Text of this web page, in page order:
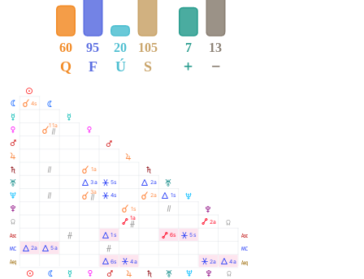
Q
60
F
95
Ú
20
S
105
+
7
−
13
M
M
N
N
N
O
O
O
P
P
P
Q
Q
Q
R
R
R
S
S
S
T
T
T
U
U
U
V
V
V
Y
Y
Y
W
W
X
X
l
l
À 4s
Á 2a
À Ò
11a
Ò
Ò
Á 5a
Ó
À 1a
Á 3a
À Ò
3a
Â 5s
Â 4s
Á 6s
Á 1s
Ó
À 1s
ÄÓ
1a
Â 4a
Á 2a
À 2a Á 1s
Ò
Ä 6s Â 5s
Ä 2a
Â 2a Á 4a